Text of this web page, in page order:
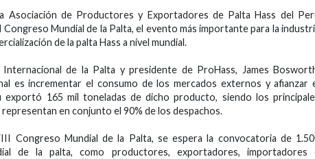
Asociación de Productores y Exportadores de Palta Hass del
Mundial de la Palta, el evento más importante para la
de la palta Hass a nivel mundial.
de la Palta y presidente de ProHass, James
es incrementar el consumo de los mercados externos y afianzar
165 mil toneladas de dicho producto, siendo los
en conjunto el 90% de los despachos.
Congreso Mundial de la Palta, se espera la convocatoria de
de la palta, como productores, exportadores, importadores